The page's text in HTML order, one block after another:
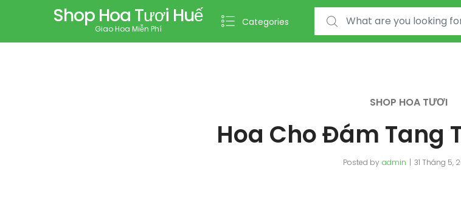
Shop Hoa Tươi Huế
Giao Hoa Miễn Phí
Categories
Search for:
SHOP HOA TƯƠI
Hoa Cho Đám Tang
Posted by admin 31 Tháng 5,